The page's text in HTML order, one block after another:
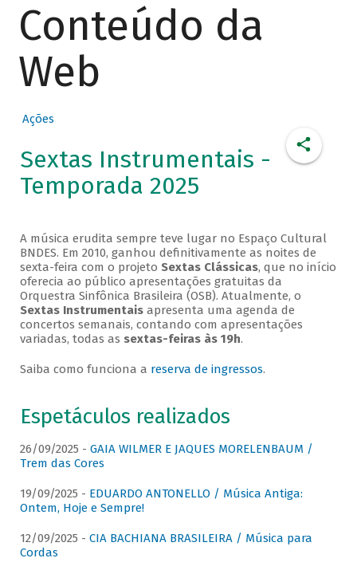
Conteúdo da
Web
Ações
Sextas Instrumentais -
Temporada 2025
A música erudita sempre teve lugar no Espaço Cultural
BNDES. Em 2010, ganhou definitivamente as noites de
sexta-feira com o projeto Sextas Clássicas, que no início
oferecia ao público apresentações gratuitas da
Orquestra Sinfônica Brasileira (OSB). Atualmente, o
Sextas Instrumentaisapresenta uma agenda de
concertos semanais, contando com apresentações
variadas, todas as sextas-feiras às 19h.
Saiba como funciona a reserva de ingressos.
Espetáculos realizados
26/09/2025 - GAIA WILMER E JAQUES MORELENBAUM /
Trem das Cores
19/09/2025 - EDUARDO ANTONELLO / Música Antiga:
Ontem, Hoje e Sempre!
12/09/2025 - CIA BACHIANA BRASILEIRA / Música para
Cordas